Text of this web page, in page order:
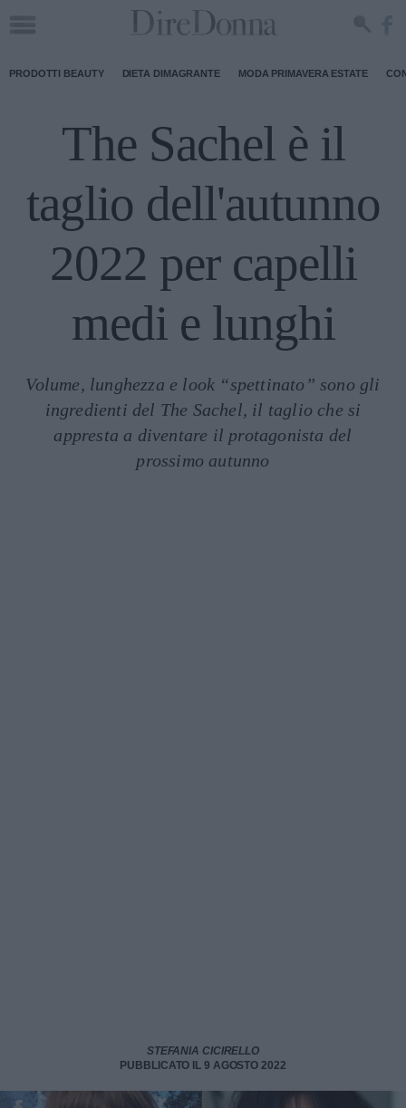
PRODOTTI BEAUTY DIETA DIMAGRANTE MODA PRIMAVERA ESTATE
The Sachel è il
taglio dell'autunno
2022 per capelli
medi e lunghi
Volume, lunghezza e look “spettinato” sono gli
ingredienti del The Sachel, il taglio che si
appresta a diventare il protagonista del
prossimo autunno
STEFANIA CICIRELLO
PUBBLICATO IL 9 AGOSTO 2022